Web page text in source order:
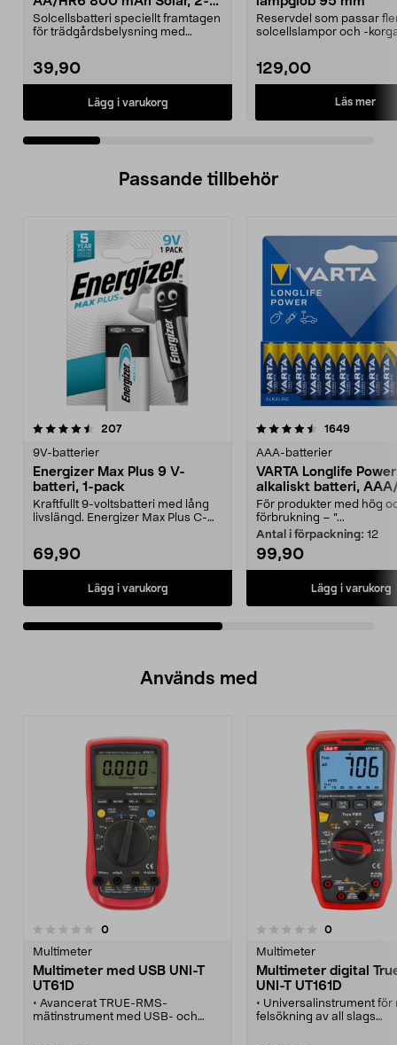
pack
Solcellsbatteri speciellt framtagen
för trädgårdsbelysning med
39,90
Lägg i varukorg
Reservdel som passar
solcellslampor och -
129,00
Läs mer
Passande tillbehör
207recensioner
9V-batterier
Energizer Max Plus 9 V-
batteri, 1-pack
Kraftfullt 9-voltsbatteri med lång
livslängd. Energizer Max Plus C-
69,90
Lägg i varukorg
4.5av 5 stjärnor 1649
AAA-batterier
VARTA Longlife Power
alkaliskt batteri,
För produkter med hög
förbrukning – ”...
Antal i förpackning: 12
99,90
Lägg i varukorg
4.5av 5 stjärnor
Används med
0recensioner
Multimeter
Multimeter med USB UNI-T
UT61D
• Avancerat TRUE-RMS-
mätinstrument med USB- och
0.0 av 5 stjärnor 0recensioner
Multimeter
Multimeter digital
UNI-T UT161D
• Universalinstrument för
felsökning av all slags